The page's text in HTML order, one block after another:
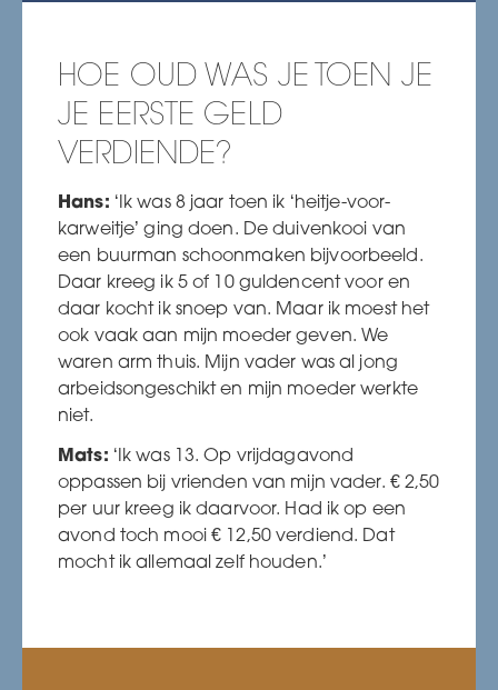
HOE OUD WAS JE TOEN JE
JE EERSTE GELD
VERDIENDE?
Hans: ‘Ik was 8 jaar toen ik ‘heitje-voor-
karweitje’ ging doen. De duivenkooi van
een buurman schoonmaken bijvoorbeeld.
Daar kreeg ik 5 of 10 guldencent voor en
daar kocht ik snoep van. Maar ik moest het
ook vaak aan mijn moeder geven. We
waren arm thuis. Mijn vader was al jong
arbeidsongeschikt en mijn moeder werkte
niet.
Mats: ‘Ik was 13. Op vrijdagavond
oppassen bij vrienden van mijn vader. € 2,50
per uur kreeg ik daarvoor. Had ik op een
avond toch mooi € 12,50 verdiend. Dat
mocht ik allemaal zelf houden.’